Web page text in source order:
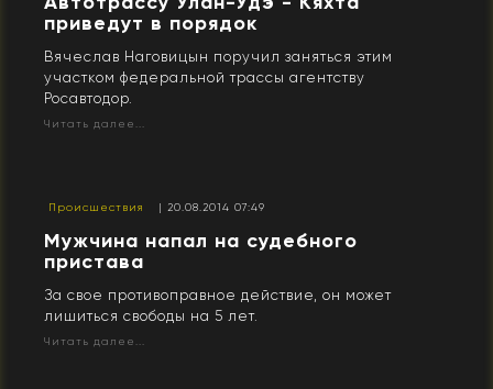
приведут в порядок
Вячеслав Наговицын поручил заняться этим
участком федеральной трассы агентству
Росавтодор.
Читать далее...
Происшествия | 20.08.2014 07:49
Мужчина напал на судебного
пристава
За свое противоправное действие, он может
лишиться свободы на 5 лет.
Читать далее...